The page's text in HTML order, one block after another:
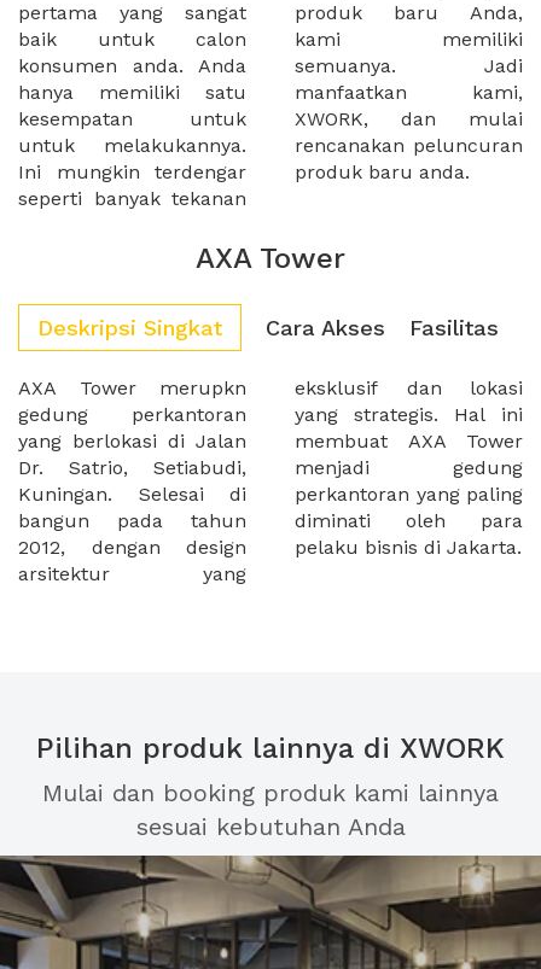
pertama yang sangat
baik untuk calon
konsumen anda. Anda
hanya memiliki satu
kesempatan untuk
untuk melakukannya.
Ini mungkin terdengar
seperti banyak tekanan
produk baru Anda,
kami memiliki
semuanya. Jadi
manfaatkan kami,
XWORK, dan mulai
rencanakan peluncuran
produk baru anda.
AXA Tower
Deskripsi Singkat Cara Akses Fasilitas
AXA Tower merupkn
gedung perkantoran
yang berlokasi di Jalan
Dr. Satrio, Setiabudi,
Kuningan. Selesai di
bangun pada tahun
2012, dengan design
arsitektur yang
eksklusif dan lokasi
yang strategis. Hal ini
membuat AXA Tower
menjadi gedung
perkantoran yang paling
diminati oleh para
pelaku bisnis di Jakarta.
Pilihan produk lainnya di XWORK
Mulai dan booking produk kami lainnya
sesuai kebutuhan Anda